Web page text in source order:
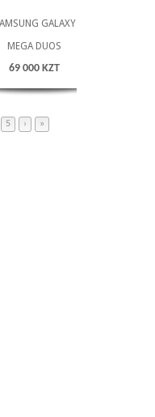
GALAXY
MEGA DUOS
69 000 KZT
5 › »